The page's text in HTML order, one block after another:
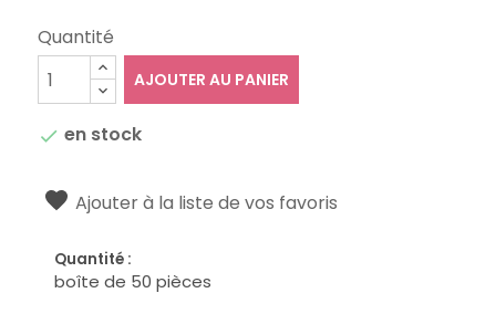
Quantité
AJOUTER AU PANIER
 en stock
Ajouter à la liste de vos favoris
Quantité :
boîte de 50 pièces